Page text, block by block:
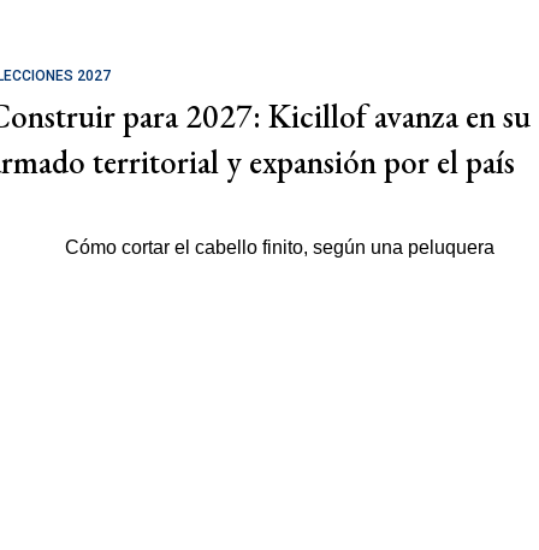
2027
para 2027: Kicillof avanza en su
territorial y expansión por el país